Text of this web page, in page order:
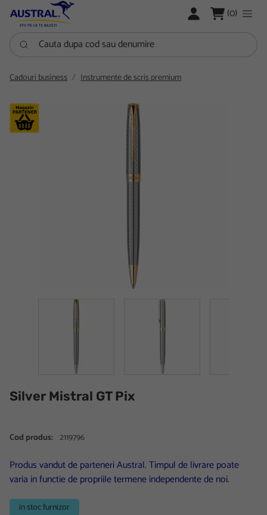
LOGARE (0)
Cauta dupa cod sau denumire
Cadouri business Instrumente de scris premium
Silver Mistral GT Pix
Cod produs: 2119796
Produs vandut de parteneri Austral. Timpul de livrare poate
varia in functie de propriile termene independente de noi.
in stoc furnizor